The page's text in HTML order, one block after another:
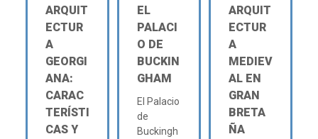
ARQUIT
ECTUR
A
GEORGI
ANA:
CARAC
TERÍSTI
CAS Y
EL
PALACI
O DE
BUCKIN
GHAM
El Palacio
de
Buckingh
ARQUIT
ECTUR
A
MEDIEV
AL EN
GRAN
BRETA
ÑA